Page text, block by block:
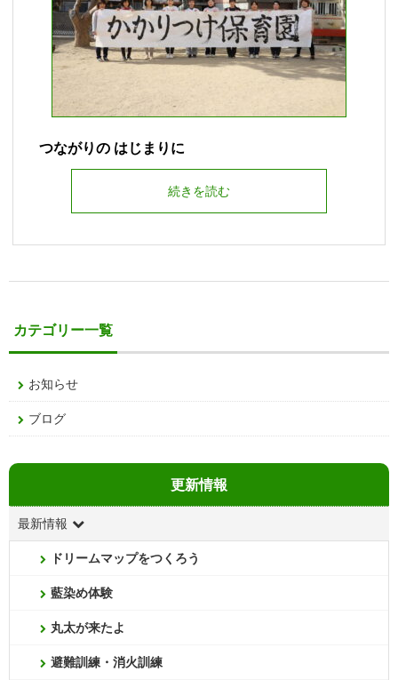
つながりの はじまりに
続きを読む
カテゴリー一覧
お知らせ
ブログ
更新情報
最新情報
ドリームマップをつくろう
藍染め体験
丸太が来たよ
避難訓練・消火訓練